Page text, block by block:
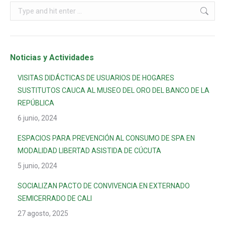
Noticias y Actividades
VISITAS DIDÁCTICAS DE USUARIOS DE HOGARES
SUSTITUTOS CAUCA AL MUSEO DEL ORO DEL BANCO DE LA
REPÚBLICA
6 junio, 2024
ESPACIOS PARA PREVENCIÓN AL CONSUMO DE SPA EN
MODALIDAD LIBERTAD ASISTIDA DE CÚCUTA
5 junio, 2024
SOCIALIZAN PACTO DE CONVIVENCIA EN EXTERNADO
SEMICERRADO DE CALI
27 agosto, 2025